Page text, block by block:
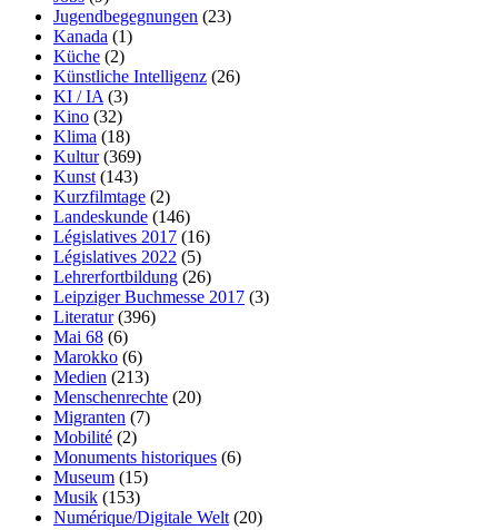
Jugendbegegnungen (23)
Kanada (1)
Küche (2)
Künstliche Intelligenz (26)
KI / IA (3)
Kino (32)
Klima (18)
Kultur(369)
Kunst (143)
Kurzfilmtage (2)
Landeskunde (146)
Législatives 2017 (16)
Législatives 2022 (5)
Lehrerfortbildung (26)
Leipziger Buchmesse 2017 (3)
Literatur(396)
Mai 68 (6)
Marokko (6)
Medien (213)
Menschenrechte (20)
Migranten (7)
Mobilité (2)
Monuments historiques (6)
Museum (15)
Musik (153)
Numérique/Digitale Welt (20)